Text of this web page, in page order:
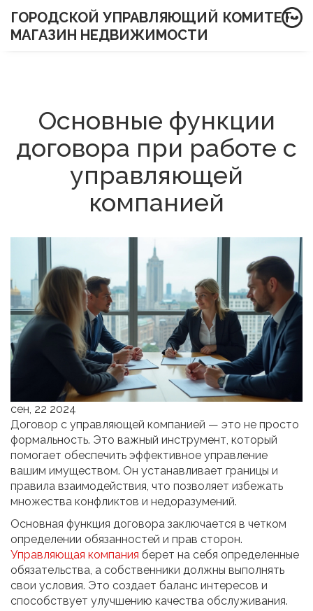
ГОРОДСКОЙ УПРАВЛЯЮЩИЙ КОМИТЕТ-
МАГАЗИН НЕДВИЖИМОСТИ
Основные функции
договора при работе с
управляющей
компанией
сен, 22 2024
Договор с управляющей компанией — это не просто
формальность. Это важный инструмент, который
помогает обеспечить эффективное управление
вашим имуществом. Он устанавливает границы и
правила взаимодействия, что позволяет избежать
множества конфликтов и недоразумений.
Основная функция договора заключается в четком
определении обязанностей и прав сторон.
Управляющая компания берет на себя определенные
обязательства, а собственники должны выполнять
свои условия. Это создает баланс интересов и
способствует улучшению качества обслуживания.